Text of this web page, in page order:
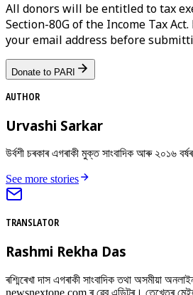
All donors will be entitled to tax
Section-80G of the Income Tax
your email address before
Donate to PARI
AUTHOR
Urvashi Sarkar
উৰ্বশী চৰকাৰ এগৰাকী মুক্ত সাংবাদিক আৰু ২০১৬
See more stories
TRANSLATOR
Rashmi Rekha Das
ৰশ্মিৰেখা দাস এগৰাকী সাংবাদিক তথা অসমীয়া
newsnextone.com ৰ ৱেব এডিটৰ। তেখেতৰ